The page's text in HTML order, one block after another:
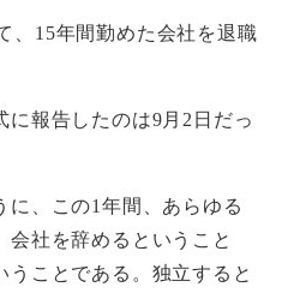
、15年間勤めた会社を退職
に報告したのは9月2日だっ
に、この1年間、あらゆる
会社を辞めるということ
うことである。独立すると